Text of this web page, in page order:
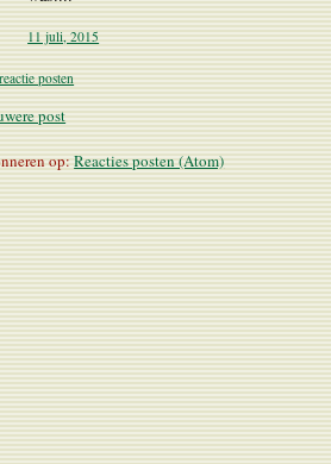
11 juli, 2015
posten
post
op:Reacties posten (Atom)